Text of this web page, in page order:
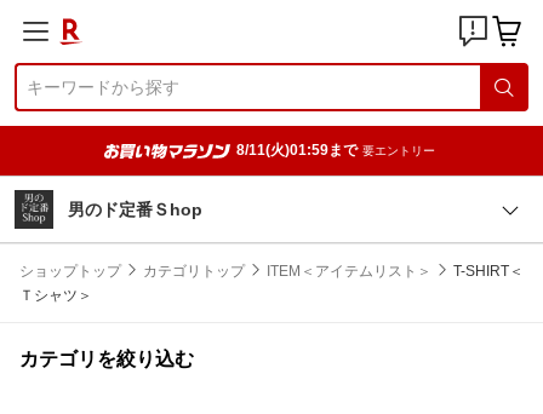
8/11(火)01:59まで 要エントリー
男のド定番Ｓhop
ショップトップ カテゴリトップ ITEM＜アイテムリスト＞
T-SHIRT＜
Ｔシャツ＞
カテゴリを絞り込む